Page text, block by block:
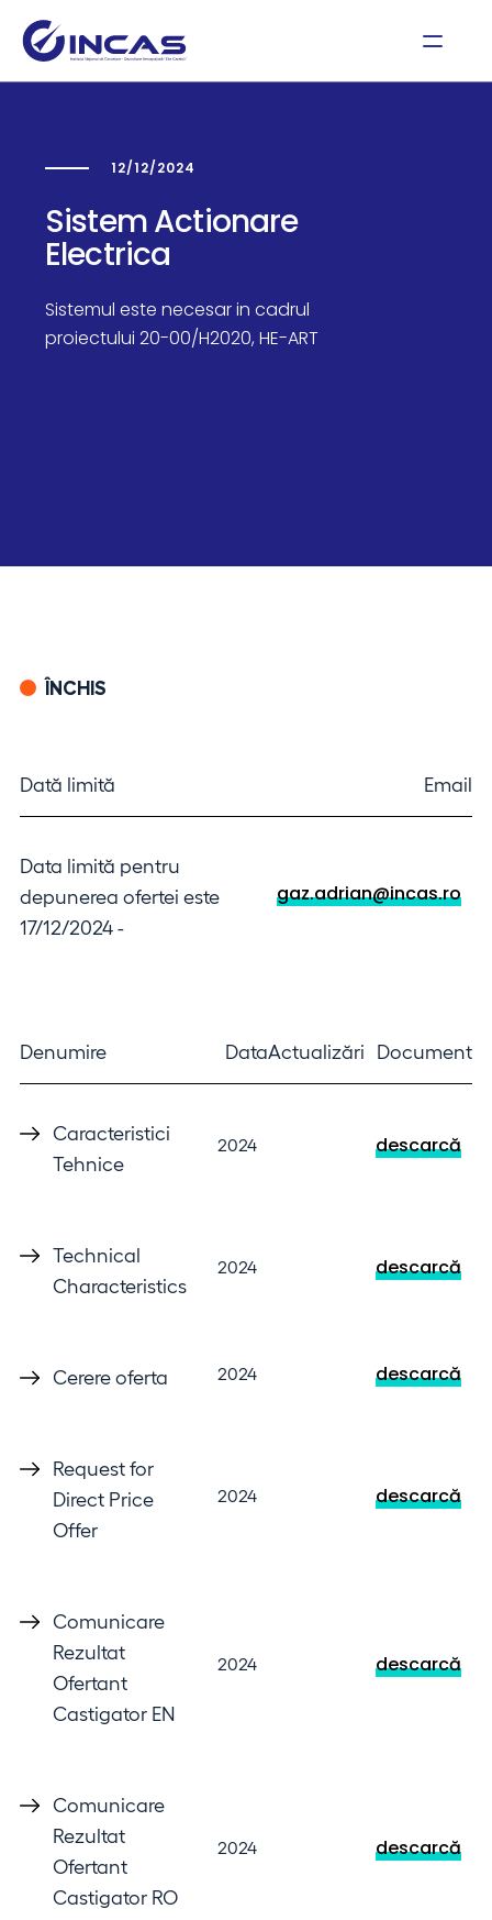
12/12/2024
Sistem Actionare
Electrica
Sistemul este necesar in cadrul
proiectului 20-00/H2020, HE-ART
ÎNCHIS
Dată limită Email
Data limită pentru
depunerea ofertei este
17/12/2024 -
gaz.adrian@incas.ro
Denumire DataActualizări Document
Caracteristici
Tehnice
2024 descarcă
Technical
Characteristics
2024 descarcă
Cerere oferta 2024 descarcă
Request for
Direct Price
Offer
2024 descarcă
Comunicare
Rezultat
Ofertant
Castigator EN
2024 descarcă
Comunicare
Rezultat
Ofertant
Castigator RO
2024 descarcă